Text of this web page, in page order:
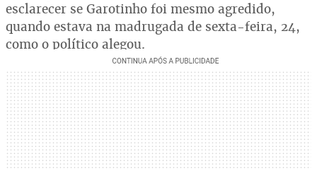
esclarecer se Garotinho foi mesmo agredido,
quando estava na madrugada de sexta-feira, 24,
como o político alegou.